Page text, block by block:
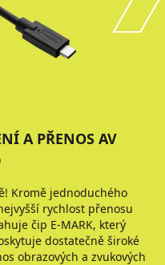
A PŘENOS AV
Kromě jednoduchého
rychlost přenosu
čip E-MARK, který
dostatečně široké
obrazových a zvukových